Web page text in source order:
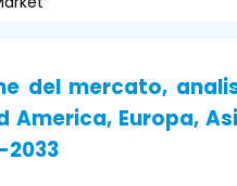
del mercato,
Europa,
2033